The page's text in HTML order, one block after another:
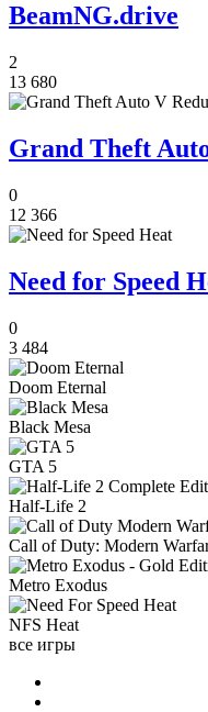
BeamNG.drive
2
13 680
Grand Theft
0
12 366
Need for Speed
0
3 484
Doom Eternal
Black Mesa
GTA 5
Half-Life 2
Call of Duty: Modern
Metro Exodus
NFS Heat
все игры